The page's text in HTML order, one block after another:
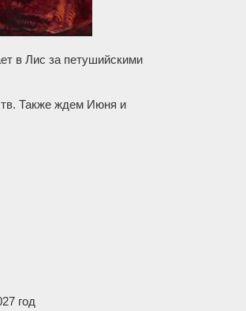
в Лис за петушийскими
Также ждем Июня и
год